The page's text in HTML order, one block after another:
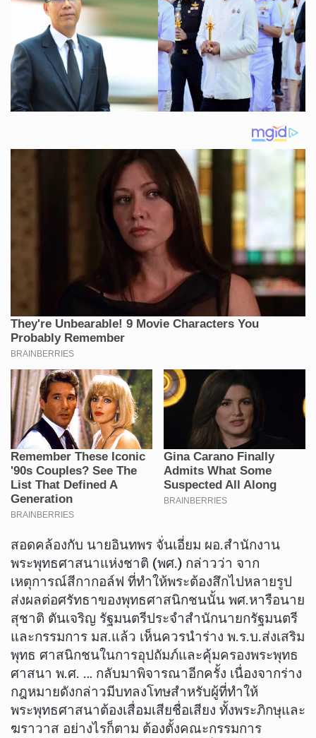
สอดคล้องกับ นายอินทพร จั่นเอี่ยม ผอ.สำนักงาน
พระพุทธศาสนาแห่งชาติ (พศ.) กล่าวว่า จาก
เหตุการณ์สีกากอล์ฟ ที่ทำให้พระต้องสึกไปหลายรูป
ส่งผลต่อศรัทธาของพุทธศาสนิกชนนั้น พศ.หารือนาย
สุชาติ ตันเจริญ รัฐมนตรีประจำสำนักนายกรัฐมนตรี
และกรรมการ มส.แล้ว เห็นควรนำร่าง พ.ร.บ.ส่งเสริม
พุทธ ศาสนิกชนในการอุปถัมภ์และคุ้มครองพระพุทธ
ศาสนา พ.ศ. … กลับมาพิจารณาอีกครั้ง เนื่องจากร่าง
กฎหมายดังกล่าวมีบทลงโทษสำหรับผู้ที่ทำให้
พระพุทธศาสนาต้องเสื่อมเสียชื่อเสียง ทั้งพระภิกษุและ
ฆราวาส อย่างไรก็ตาม ต้องตั้งคณะกรรมการ